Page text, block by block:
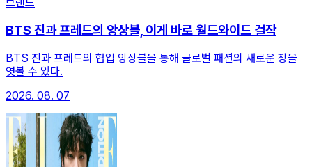
BTS 진과 프레드의 앙상블, 이게 바로 월드와이드 걸작
BTS 진과 프레드의 협업 앙상블을 통해 글로벌 패션의 새로운 장을
엿볼 수 있다.
2026. 08. 07